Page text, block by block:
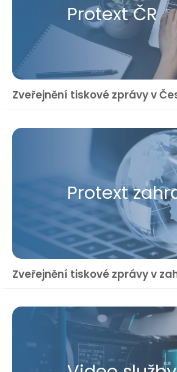
Protext ČR
Zveřejnění tiskové zprávy v
Protext
Zveřejnění tiskové zprávy v